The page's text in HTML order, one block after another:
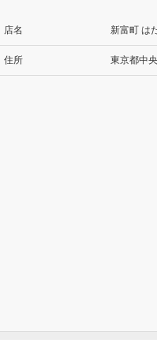
店名 新富町 は
住所 東京都中